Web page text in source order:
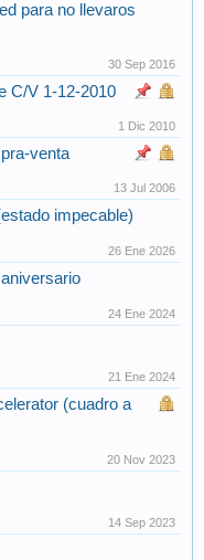
para no llevaros
30 Sep 2016
C/V 1-12-2010
1 Dic 2010
venta
13 Jul 2006
impecable)
26 Ene 2026
24 Ene 2024
21 Ene 2024
(cuadro a
20 Nov 2023
14 Sep 2023